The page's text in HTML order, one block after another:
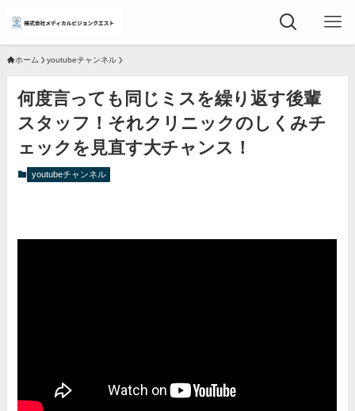
ホーム youtubeチャンネル
何度言っても同じミスを繰り返す後輩
スタッフ！それクリニックのしくみチ
ェックを見直す大チャンス！
youtubeチャンネル